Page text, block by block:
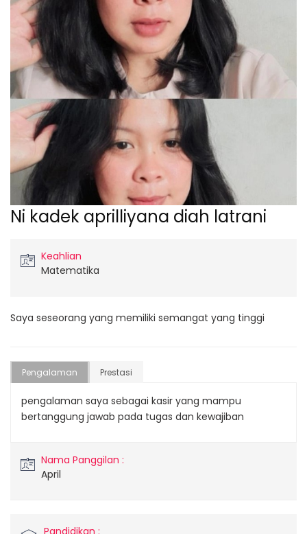
Ni kadek aprilliyana diah latrani
Keahlian
Matematika
Saya seseorang yang memiliki semangat yang tinggi
Pengalaman Prestasi
pengalaman saya sebagai kasir yang mampu
bertanggung jawab pada tugas dan kewajiban
Nama Panggilan :
April
Pandidikan :